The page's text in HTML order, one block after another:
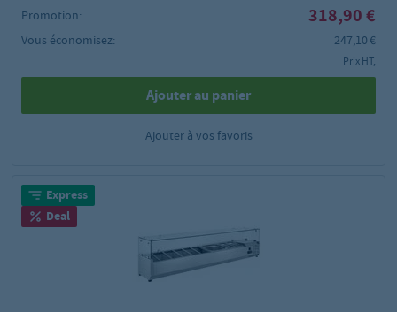
Promotion:
318,90 €
Vous économisez: 247,10 €
Prix HT,
Ajouter au panier
Ajouter à vos favoris
Express
Deal